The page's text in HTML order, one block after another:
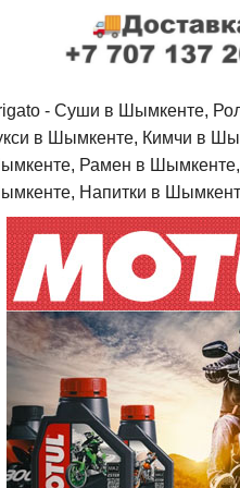
- Cуши в Шымкенте,
в Шымкенте, Кимчи в
Рамен в Шымкенте,
Напитки в